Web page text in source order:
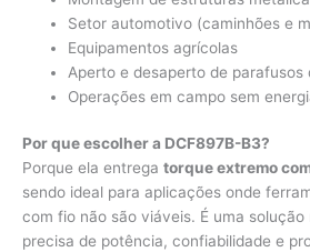
Setor automotivo (caminhões e
Equipamentos agrícolas
Aperto e desaperto de parafusos
Operações em campo sem
Por que escolher a DCF897B-B3?
Porque ela entrega torque extremo
sendo ideal para aplicações onde
com fio não são viáveis. É uma
precisa de potência, confiabilidade e